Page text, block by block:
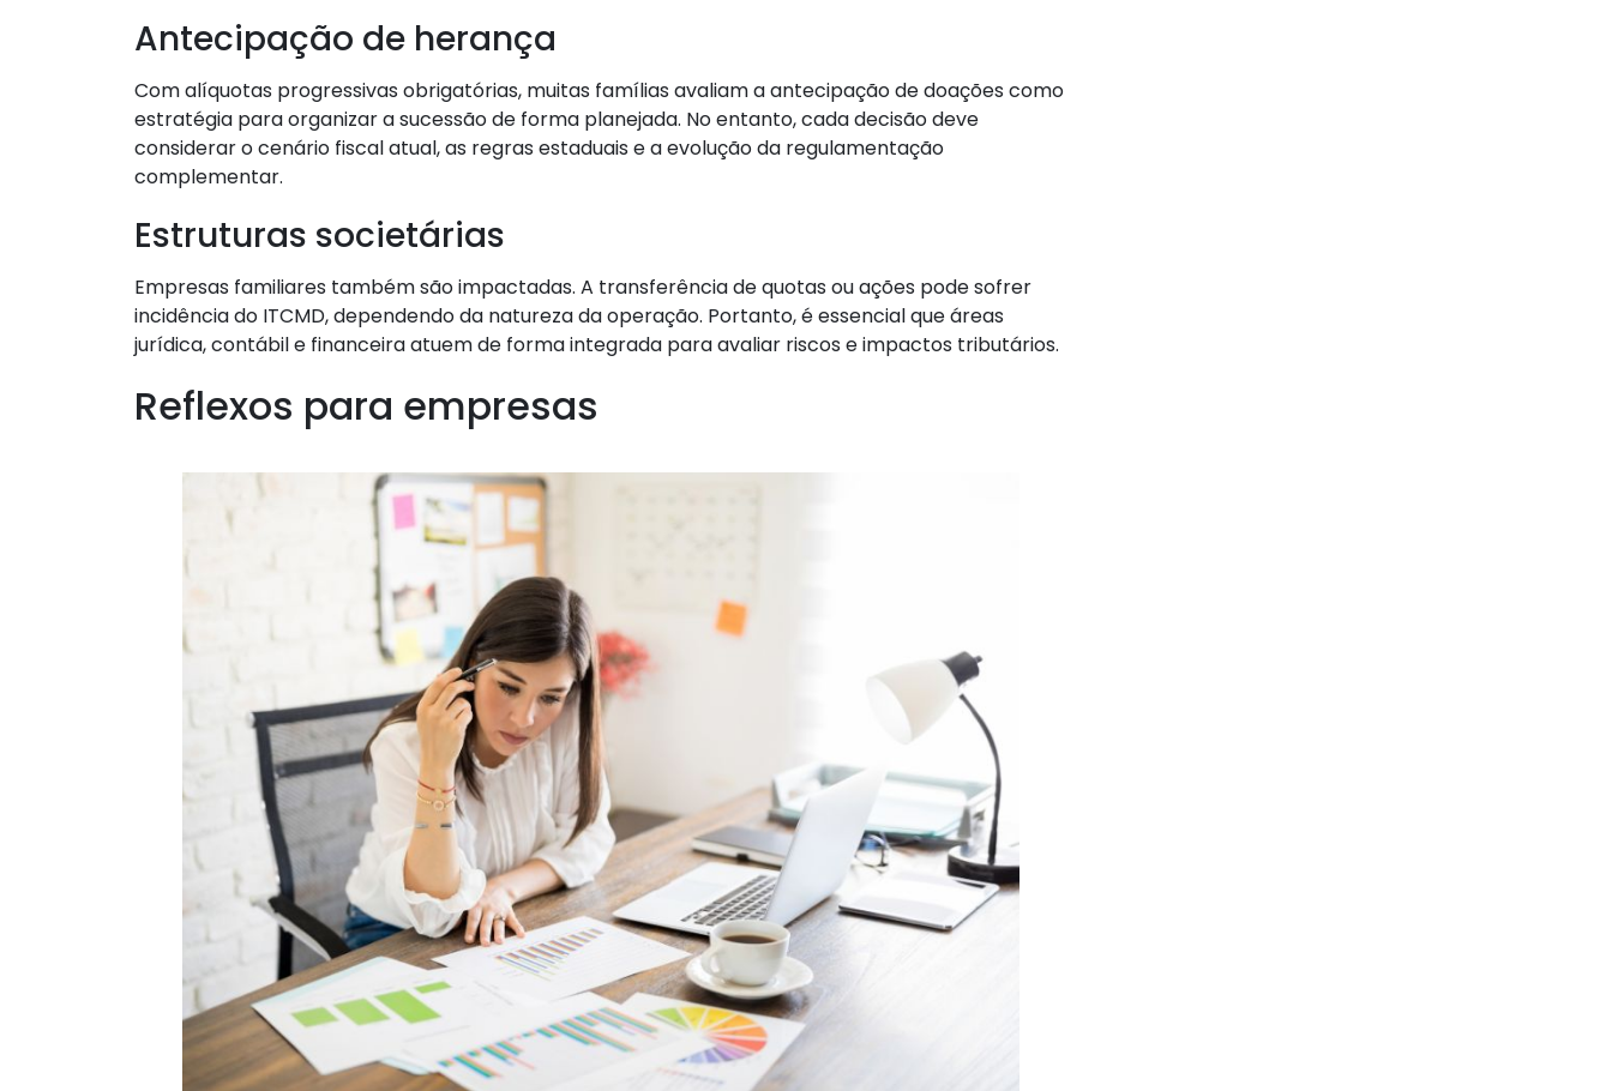
Antecipação de herança
Com alíquotas progressivas obrigatórias, muitas famílias avaliam a antecipação de doações como
estratégia para organizar a sucessão de forma planejada. No entanto, cada decisão deve
considerar o cenário fiscal atual, as regras estaduais e a evolução da regulamentação
complementar.
Estruturas societárias
Empresas familiares também são impactadas. A transferência de quotas ou ações pode sofrer
incidência do ITCMD, dependendo da natureza da operação. Portanto, é essencial que áreas
jurídica, contábil e financeira atuem de forma integrada para avaliar riscos e impactos tributários.
Reflexos para empresas